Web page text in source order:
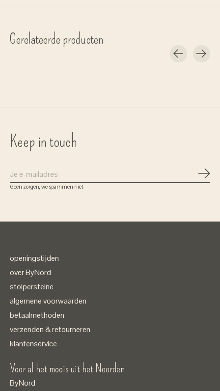
Gerelateerde producten
Keep in touch
Geen zorgen, we spammen niet
openingstijden
over ByNord
stolpersteine
algemene voorwaarden
betaalmethoden
verzenden & retourneren
klantenservice
Voor al het moois uit het Noorden
ByNord